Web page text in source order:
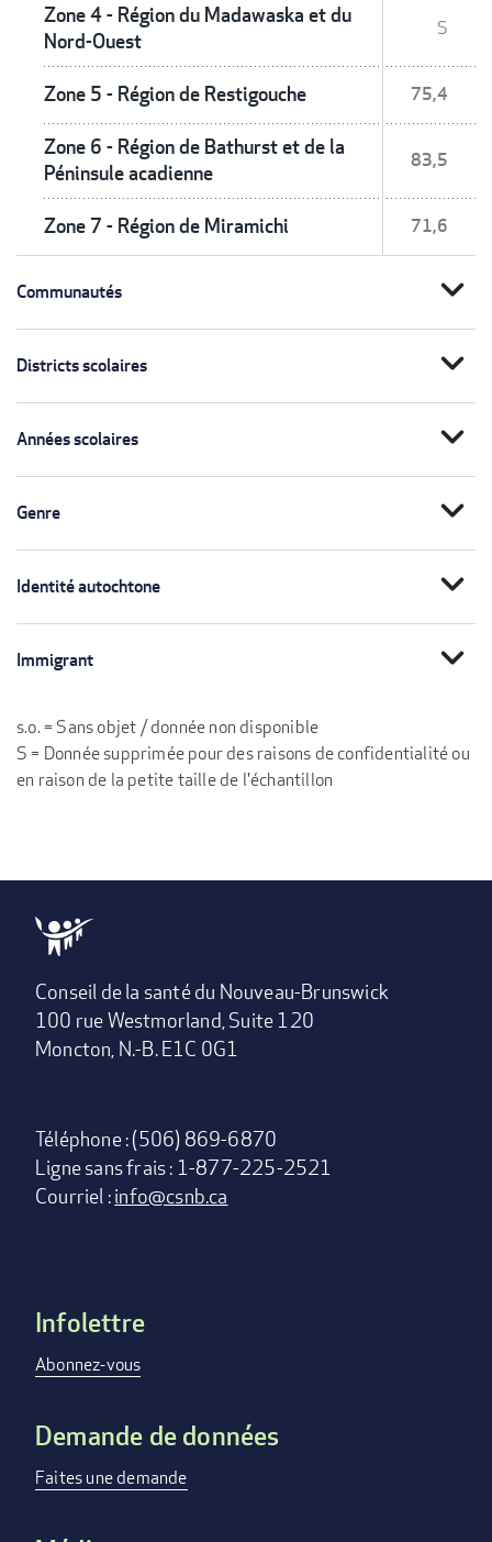
Zone 4 - Région du Madawaska et du
Nord-Ouest
S
Zone 5 - Région de Restigouche 75,4
Zone 6 - Région de Bathurst et de la
Péninsule acadienne
83,5
Zone 7 - Région de Miramichi 71,6
Communautés expand_more
Districts scolaires expand_more
Années scolaires expand_more
Genre expand_more
Identité autochtone expand_more
Immigrant expand_more
s.o. = Sans objet / donnée non disponible
S = Donnée supprimée pour des raisons de confidentialité ou
en raison de la petite taille de l'échantillon
Conseil de la santé du Nouveau-Brunswick
100 rue Westmorland, Suite 120
Moncton, N.-B. E1C 0G1
Téléphone : (506) 869-6870
Ligne sans frais : 1-877-225-2521
Courriel :info@csnb.ca
Footer
menu
Infolettre
Abonnez-vous
Demande de données
Faites une demande